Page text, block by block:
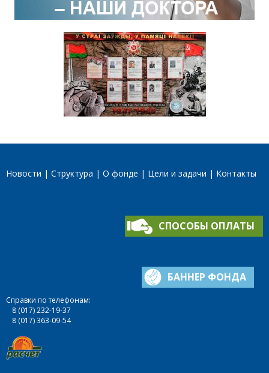
Новости Структура О фонде Цели и задачи Контакты
СПОСОБЫ ОПЛАТЫ
БАННЕР ФОНДА
Справки по телефонам:
8 (017) 232-19-37
8 (017) 363-09-54